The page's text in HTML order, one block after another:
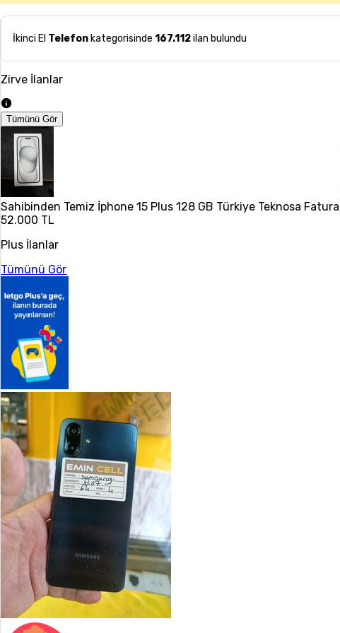
İkinci El Telefon kategorisinde 167.112ilan bulundu
Zirve İlanlar
Tümünü Gör
Sahibinden Temiz İphone 15 Plus 128 GB Türkiye Teknosa
52.000 TL
Plus İlanlar
Tümünü Gör